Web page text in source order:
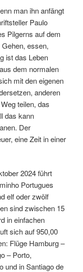
man ihn anfängt
Paulo
Pilgerns auf dem
essen,
ist das Leben
dem normalen
mit den eigenen
anderen
teilen, das
das kann
Der
eine Zeit in einer
2024 führt
Portugues
elf oder zwölf
sind zwischen 15
in einfachen
sich auf 950,00
Flüge Hamburg –
– Porto,
und in Santiago de